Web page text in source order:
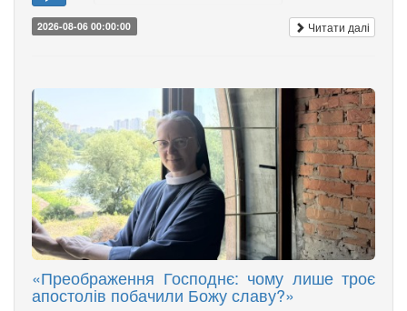
2026-08-06 00:00:00 Читати далі
«Преображення Господнє: чому лише троє
апостолів побачили Божу славу?»